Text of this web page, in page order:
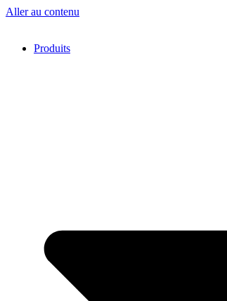
Aller au contenu
Produits